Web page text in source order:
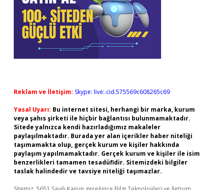
Reklam ve İletişim: Skype: live:.cid.575569c608265c69
Yasal Uyarı: Bu internet sitesi, herhangi bir marka, kurum
veya şahıs şirketi ile hiçbir bağlantısı bulunmamaktadır.
Sitede yalnızca kendi hazırladığımız makaleler
paylaşılmaktadır. Burada yer alan içerikler haber niteliği
taşımamakta olup, gerçek kurum ve kişiler hakkında
paylaşım yapılmamaktadır. Gerçek kurum ve kişiler ile isim
benzerlikleri tamamen tesadüfidir. Sitemizdeki bilgiler
taslak halindedir ve tavsiye niteliği taşımazlar.